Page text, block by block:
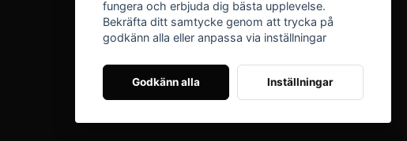
Kontakt
fungera och erbjuda dig bästa upplevelse.
Bekräfta ditt samtycke genom att trycka på
godkänn alla eller anpassa via inställningar
Godkänn alla Inställningar